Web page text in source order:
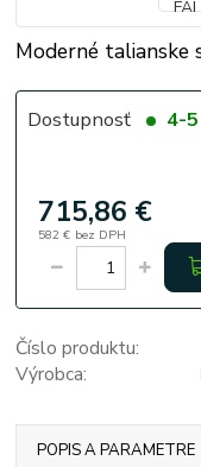
Moderné talianske
Dostupnosť 4-
715,86 €
582 € bez DPH
Číslo produktu:
Výrobca:
POPIS A PARAMETRE